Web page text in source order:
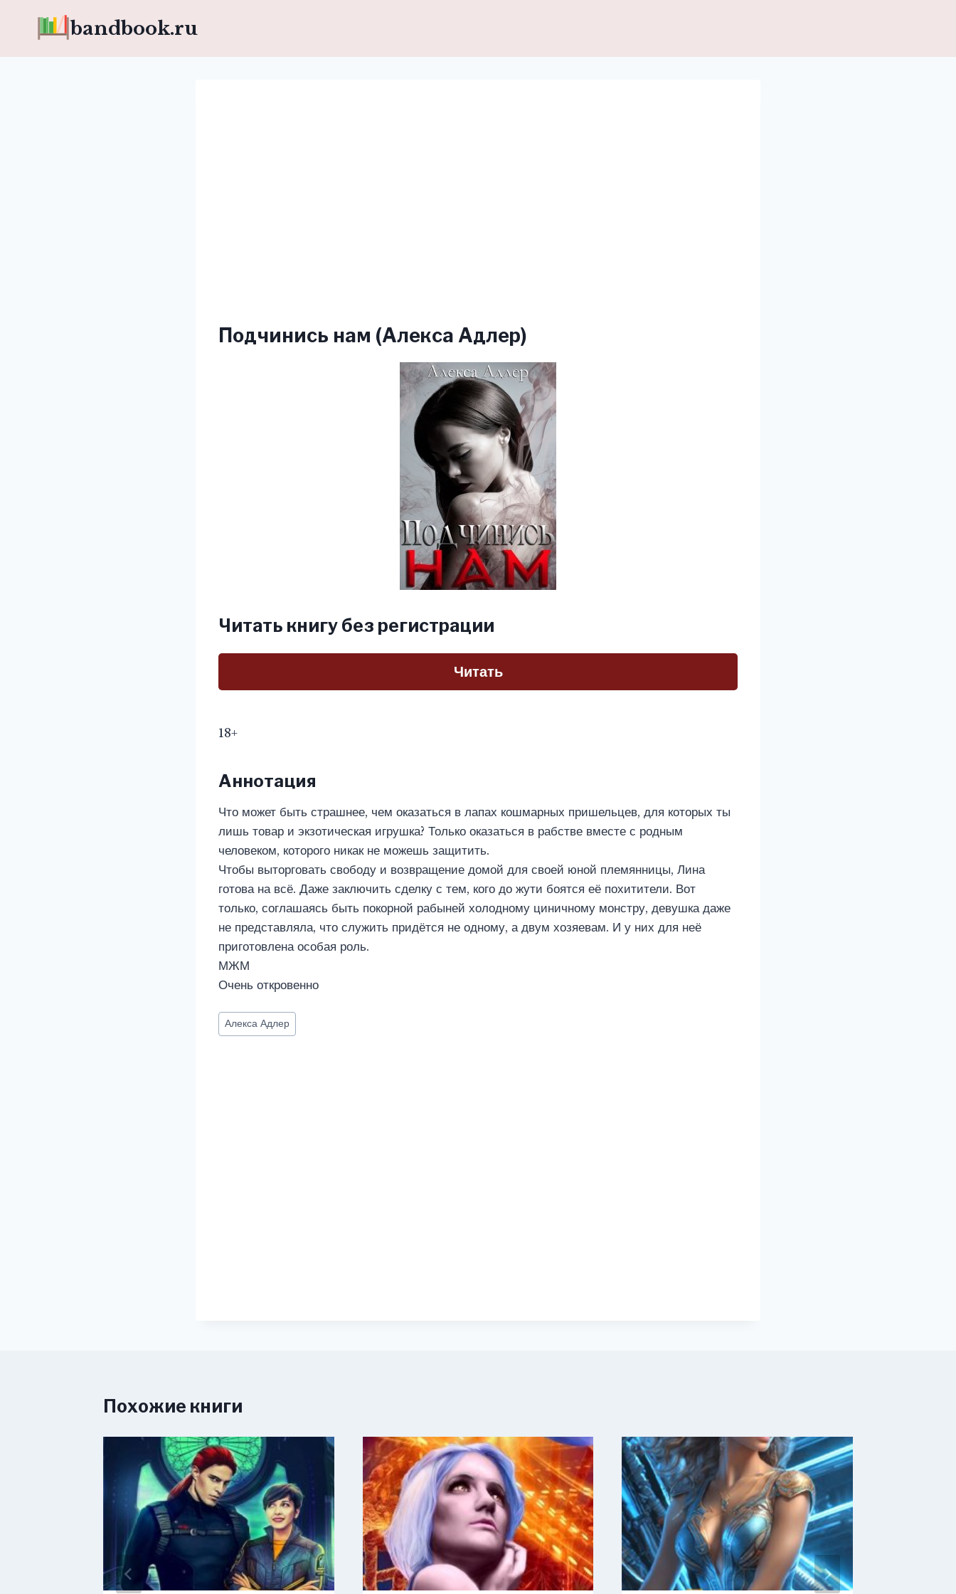
bandbook.ru
Подчинись нам (Алекса Адлер)
Читать книгу без регистрации
Читать
18+
Аннотация
Что может быть страшнее, чем оказаться в лапах кошмарных пришельцев, для которых ты
лишь товар и экзотическая игрушка? Только оказаться в рабстве вместе с родным
человеком, которого никак не можешь защитить.
Чтобы выторговать свободу и возвращение домой для своей юной племянницы, Лина
готова на всё. Даже заключить сделку с тем, кого до жути боятся её похитители. Вот
только, соглашаясь быть покорной рабыней холодному циничному монстру, девушка даже
не представляла, что служить придётся не одному, а двум хозяевам. И у них для неё
приготовлена особая роль.
МЖМ
Очень откровенно
Метки
записи:
Алекса Адлер
Похожие книги